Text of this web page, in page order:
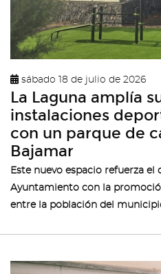
sábado 18 de julio de 2026
La Laguna amplía
instalaciones
con un parque de
Bajamar
Este nuevo espacio refuerza el
Ayuntamiento con la
entre la población del